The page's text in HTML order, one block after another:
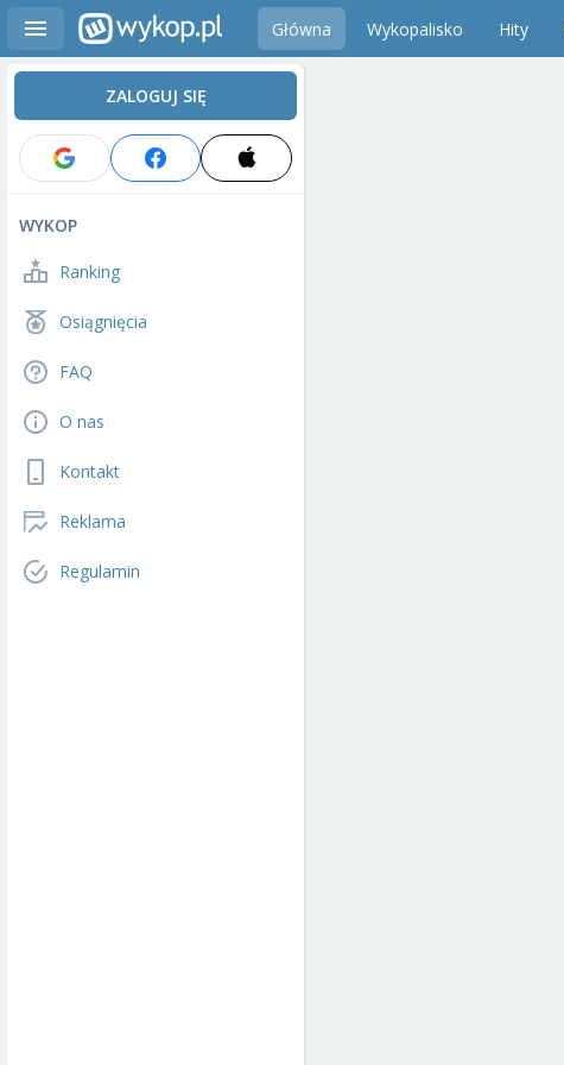
Główna Wykopalisko Hity
ZALOGUJ SIĘ
WYKOP
Ranking
Osiągnięcia
FAQ
O nas
Kontakt
Reklama
Regulamin